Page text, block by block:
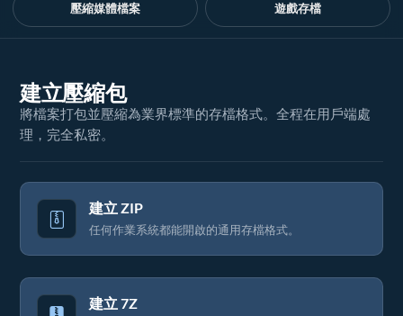
壓縮媒體檔案 遊戲存檔
建立壓縮包
將檔案打包並壓縮為業界標準的存檔格式。全程在用戶端處
理，完全私密。
建立 ZIP
任何作業系統都能開啟的通用存檔格式。
建立 7Z